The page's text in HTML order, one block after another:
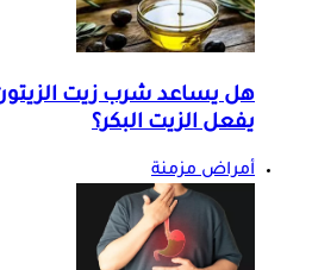
هل يساعد شرب زيت الزيتون
يفعل الزيت البكر؟
أمراض مزمنة